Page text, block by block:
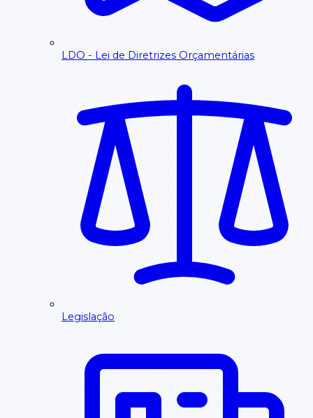
LDO - Lei de Diretrizes Orçamentárias
Legislação